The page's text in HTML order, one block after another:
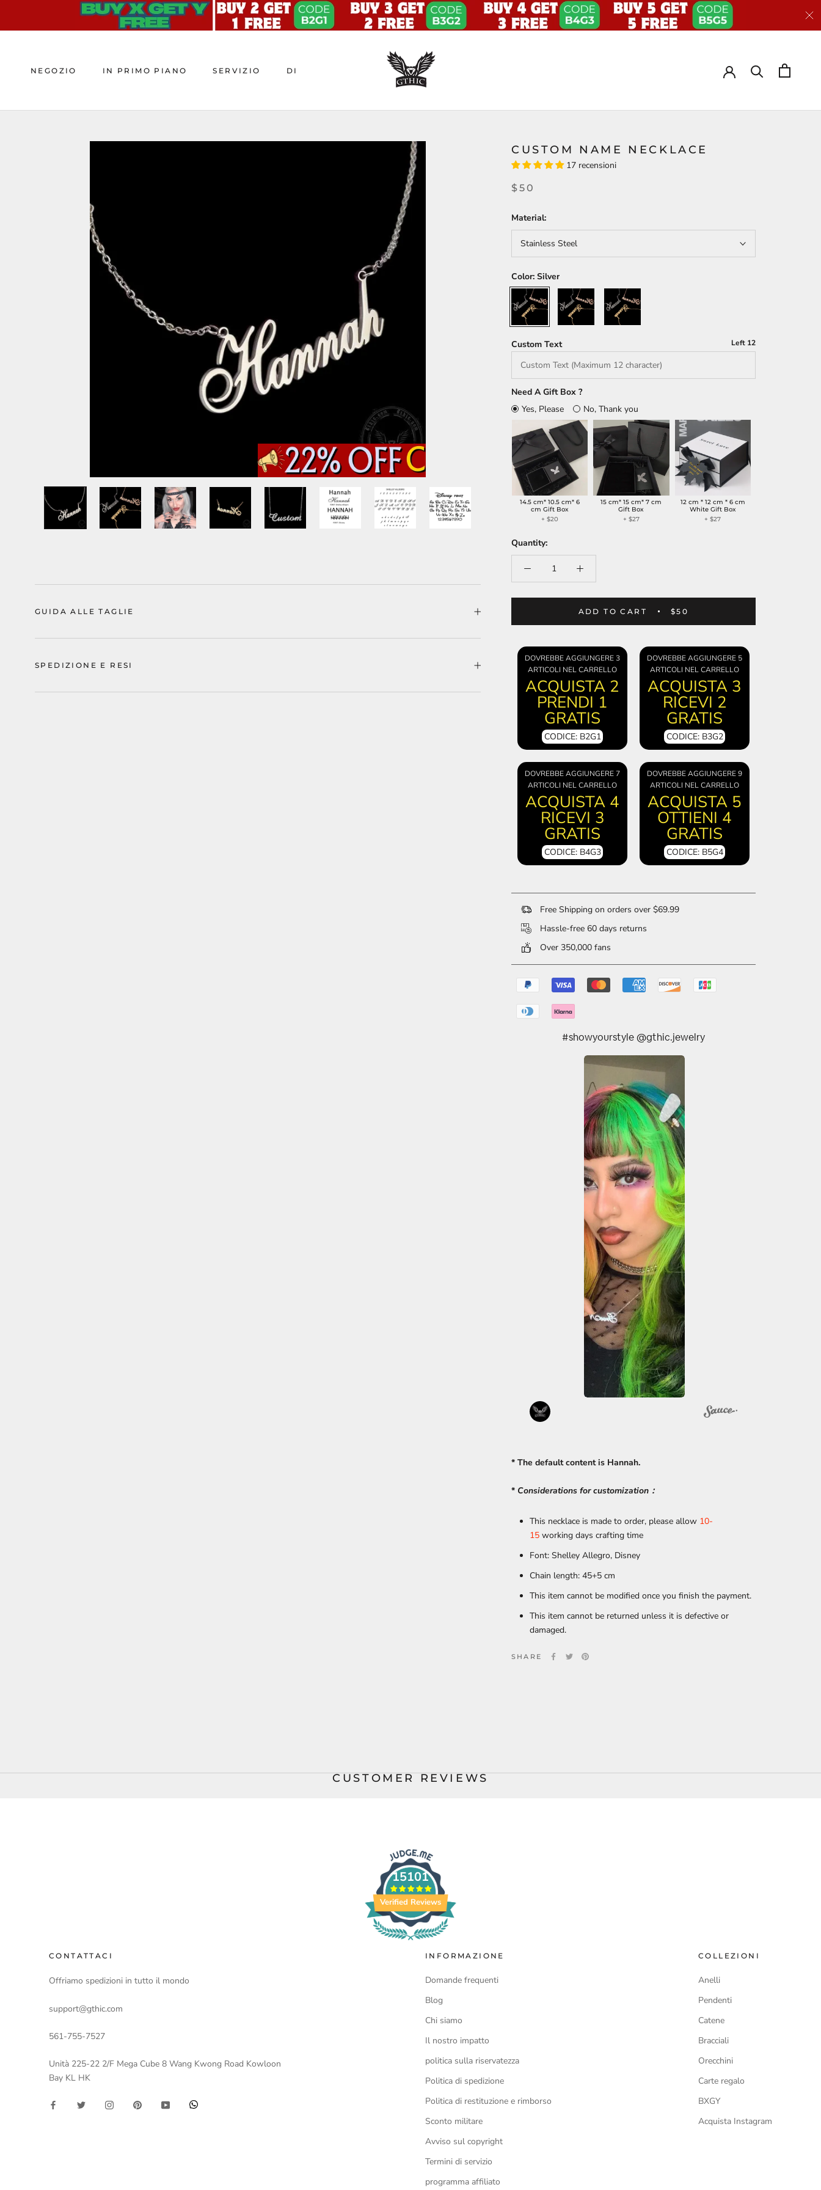
content
NEGOZIO IN PRIMO PIANO SERVIZIO DI
CUSTOM NAME NECKLACE
17 recensioni
$50
Material:
Stainless Steel
Color: Silver
Silver
Gold
Rose
Gold
Custom Text Left 12
Need A Gift Box ?
Yes, Please
No, Thank you
14.5 cm* 10.5 cm* 6
cm Gift Box
+ $20
15 cm* 15 cm* 7 cm
Gift Box
+ $27
12 cm * 12 cm * 6 cm
White Gift Box
+ $27
Quantity:
ADD TO CART $50
DOVREBBE AGGIUNGERE 3
ARTICOLI NEL CARRELLO
ACQUISTA 2
PRENDI 1
GRATIS
CODICE: B2G1
DOVREBBE AGGIUNGERE 5
ARTICOLI NEL CARRELLO
ACQUISTA 3
RICEVI 2
GRATIS
CODICE: B3G2
DOVREBBE AGGIUNGERE 7
ARTICOLI NEL CARRELLO
ACQUISTA 4
RICEVI 3
GRATIS
CODICE: B4G3
DOVREBBE AGGIUNGERE 9
ARTICOLI NEL CARRELLO
ACQUISTA 5
OTTIENI 4
GRATIS
CODICE: B5G4
Free Shipping on orders over $69.99
Hassle-free 60 days returns
Over 350,000 fans
#showyourstyle @gthic.jewelry
* The default content is Hannah.
* Considerations for customization：
This necklace is made to order, please allow 10-
15 working days crafting time
Font: Shelley Allegro, Disney
Chain length: 45+5 cm
This item cannot be modified once you finish the payment.
This item cannot be returned unless it is defective or
damaged.
SHARE
GUIDA ALLE TAGLIE
SPEDIZIONE E RESI
CUSTOMER REVIEWS
15101
Verified Reviews
CONTATTACI
Offriamo spedizioni in tutto il mondo
support@gthic.com
561-755-7527
Unità 225-22 2/F Mega Cube 8 Wang Kwong Road Kowloon
Bay KL HK
INFORMAZIONE
Domande frequenti
Blog
Chi siamo
Il nostro impatto
politica sulla riservatezza
Politica di spedizione
Politica di restituzione e rimborso
Sconto militare
Avviso sul copyright
Termini di servizio
programma affiliato
COLLEZIONI
Anelli
Pendenti
Catene
Bracciali
Orecchini
Carte regalo
BXGY
Acquista Instagram